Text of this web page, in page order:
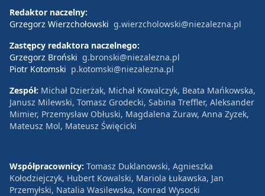
Redaktor naczelny:
Grzegorz Wierzchołowski g.wierzcholowski@niezalezna.pl
Zastępcy redaktora naczelnego:
Grzegorz Broński g.bronski@niezalezna.pl
Piotr Kotomski p.kotomski@niezalezna.pl
Zespół: Michał Dzierżak, Michał Kowalczyk, Beata Mańkowska,
Janusz Milewski, Tomasz Grodecki, Sabina Treffler, Aleksander
Mimier, Przemysław Obłuski, Magdalena Żuraw, Anna Zyzek,
Mateusz Mol, Mateusz Święcicki
Współpracownicy: Tomasz Duklanowski, Agnieszka
Kołodziejczyk, Hubert Kowalski, Mariola Łukawska, Jan
Przemyłski, Natalia Wasilewska, Konrad Wysocki